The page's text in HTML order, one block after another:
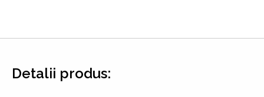
Detalii produs: